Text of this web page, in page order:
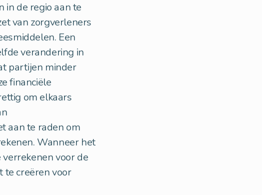
in de regio aan te
van zorgverleners
Een
verandering in
partijen minder
financiële
om elkaars
aan te raden om
Wanneer het
voor de
te creëren voor